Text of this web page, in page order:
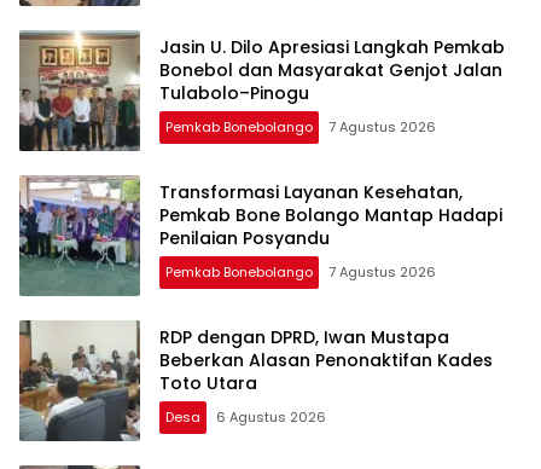
Jasin U. Dilo Apresiasi Langkah Pemkab
Bonebol dan Masyarakat Genjot Jalan
Tulabolo–Pinogu
Pemkab Bonebolango 7 Agustus 2026
Transformasi Layanan Kesehatan,
Pemkab Bone Bolango Mantap Hadapi
Penilaian Posyandu
Pemkab Bonebolango 7 Agustus 2026
RDP dengan DPRD, Iwan Mustapa
Beberkan Alasan Penonaktifan Kades
Toto Utara
Desa 6 Agustus 2026